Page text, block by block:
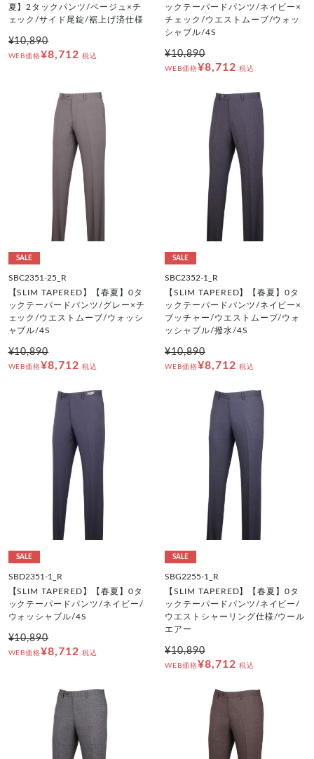
夏】2タックパンツ/ベージュ×チ
ェック/サイド尾錠/裾上げ済仕様
¥10,890
WEB価格¥8,712 税込
ックテーパードパンツ/ネイビー×
チェック/ウエストムーブ/ウォッ
シャブル/4S
¥10,890
WEB価格¥8,712 税込
SALE
SBC2351-25_R
【SLIM TAPERED】【春夏】0タ
ックテーパードパンツ/グレー×チ
ェック/ウエストムーブ/ウォッシ
ャブル/4S
¥10,890
WEB価格¥8,712 税込
SALE
SBC2352-1_R
【SLIM TAPERED】【春夏】0タ
ックテーパードパンツ/ネイビー×
ブッチャー/ウエストムーブ/ウォ
ッシャブル/撥水/4S
¥10,890
WEB価格¥8,712 税込
SALE
SBD2351-1_R
【SLIM TAPERED】【春夏】0タ
ックテーパードパンツ/ネイビー/
ウォッシャブル/4S
¥10,890
WEB価格¥8,712 税込
SALE
SBG2255-1_R
【SLIM TAPERED】【春夏】0タ
ックテーパードパンツ/ネイビー/
ウエストシャーリング仕様/ウール
エアー
¥10,890
WEB価格¥8,712 税込